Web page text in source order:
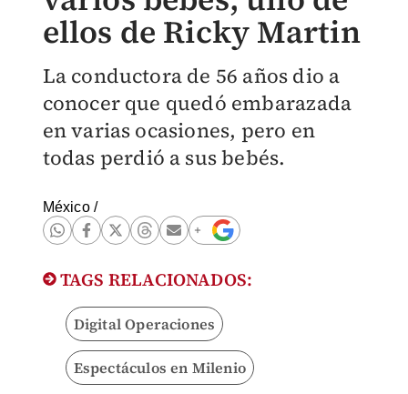
ellos de Ricky Martin
La conductora de 56 años dio a
conocer que quedó embarazada
en varias ocasiones, pero en
todas perdió a sus bebés.
México/
TAGS RELACIONADOS:
Digital Operaciones
Espectáculos en Milenio